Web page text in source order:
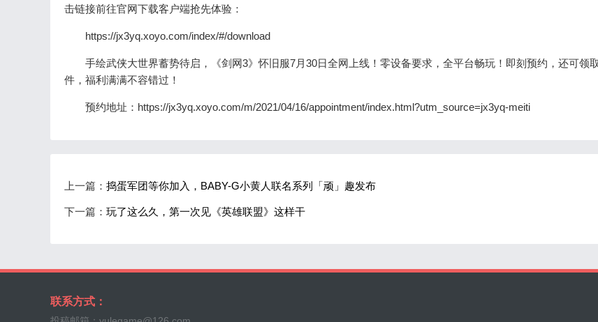
击链接前往官网下载客户端抢先体验：
https://jx3yq.xoyo.com/index/#/download
手绘武侠大世界蓄势待启，《剑网3》怀旧服7月30日全网上线！零设备要求，全平台畅玩！即刻预约，还可领
件，福利满满不容错过！
预约地址：https://jx3yq.xoyo.com/m/2021/04/16/appointment/index.html?utm_source=jx3yq-meiti
上一篇： 捣蛋军团等你加入，BABY-G小黄人联名系列「顽」趣发布
下一篇： 玩了这么久，第一次见《英雄联盟》这样干
联系方式：